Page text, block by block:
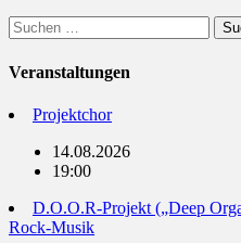
Suchen
nach:
Veranstaltungen
Projektchor
14.08.2026
19:00
D.O.O.R-Projekt („Deep
Rock-Musik